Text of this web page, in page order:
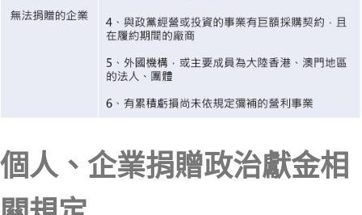
個人、企業捐贈政治獻金相